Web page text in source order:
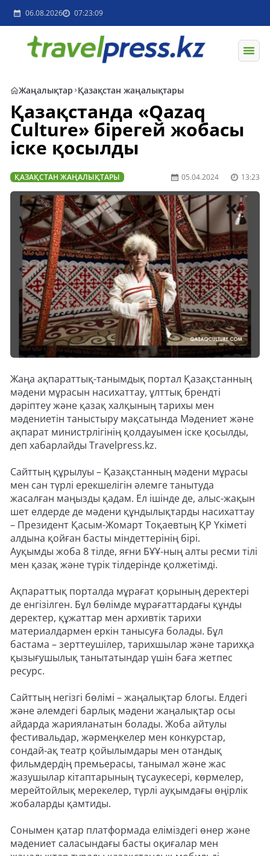
06.08.2026 07:23:09
Жаңалықтар Қазақстан жаңалықтары
Қазақстанда «Qazaq
Culture» бірегей жобасы
іске қосылды
ҚАЗАҚСТАН ЖАҢАЛЫҚТАРЫ 05.04.2024 13:23
Жаңа ақпараттық-танымдық портал Қазақстанның
мәдени мұрасын насихаттау, ұлттық брендті
дәріптеу және қазақ халқының тарихы мен
мәдениетін таныстыру мақсатында Мәдениет және
ақпарат министрлігінің қолдауымен іске қосылды,
деп хабарлайды Travelpress.kz.
Сайттың құрылуы – Қазақстанның мәдени мұрасы
мен сан түрлі ерекшелігін әлемге танытуда
жасалған маңызды қадам. Ел ішінде де, алыс-жақын
шет елдерде де мәдени құндылықтарды насихаттау
– Президент Қасым-Жомарт Тоқаевтың ҚР Үкіметі
алдына қойған басты міндеттерінің бірі.
Ауқымды жоба 8 тілде, яғни БҰҰ-ның алты ресми тілі
мен қазақ және түрік тілдерінде қолжетімді.
Ақпараттық порталда мұрағат қорының деректері
де енгізілген. Бұл бөлімде мұрағаттардағы құнды
деректер, құжаттар мен архивтік тарихи
материалдармен еркін танысуға болады. Бұл
бастама – зерттеушілер, тарихшылар және тарихқа
қызығушылық танытатындар үшін баға жетпес
ресурс.
Сайттың негізгі бөлімі – жаңалықтар блогы. Елдегі
және әлемдегі барлық мәдени жаңалықтар осы
айдарда жарияланатын болады. Жоба айтулы
фестивальдар, жәрмеңкелер мен конкурстар,
сондай-ақ театр қойылымдары мен отандық
фильмдердің премьерасы, танымал және жас
жазушылар кітаптарының тұсаукесері, көрмелер,
мерейтойлық мерекелер, түрлі ауқымдағы өңірлік
жобаларды қамтиды.
Сонымен қатар платформада еліміздегі өнер және
мәдениет саласындағы басты оқиғалар мен